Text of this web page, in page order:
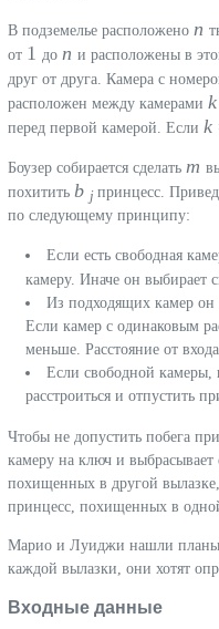
В подземелье расположено n
от 1 до n и расположены в
друг от друга. Камера с
расположен между камерами k
перед первой камерой. Если k
Боузер собирается сделать m
похитить b j принцесс.
по следующему принципу:
Если есть свободная
камеру. Иначе он выбирает
Из подходящих камер он
Если камер с одинаковым
меньше. Расстояние от
Если свободной камеры,
расстроиться и отпустить
Чтобы не допустить побега
камеру на ключ и выбрасывает
похищенных в другой
принцесс, похищенных в
Марио и Луиджи нашли планы
каждой вылазки, они хотят
Входные данные